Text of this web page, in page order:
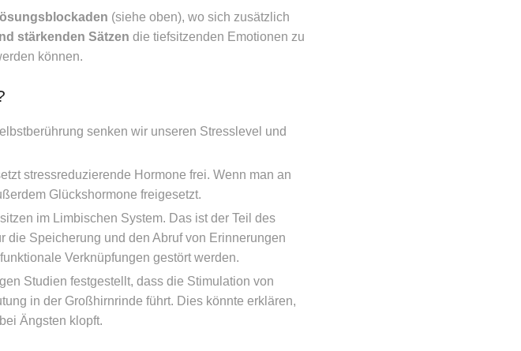
(siehe oben), wo sich zusätzlich
stärkenden Sätzen die tiefsitzenden Emotionen zu
können.
senken wir unseren Stresslevel und
stressreduzierende Hormone frei. Wenn man an
Glückshormone freigesetzt.
im Limbischen System. Das ist der Teil des
die Speicherung und den Abruf von Erinnerungen
Verknüpfungen gestört werden.
Studien festgestellt, dass die Stimulation von
in der Großhirnrinde führt. Dies könnte erklären,
Ängsten klopft.